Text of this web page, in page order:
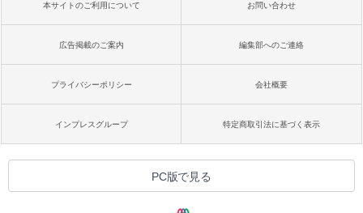
本サイトのご利用について お問い合わせ
広告掲載のご案内 編集部へのご連絡
プライバシーポリシー 会社概要
インプレスグループ 特定商取引法に基づく表示
PC版で見る